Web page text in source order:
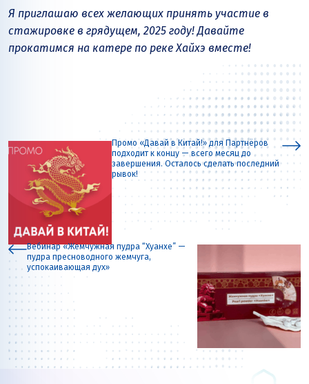
Я приглашаю всех желающих принять участие в
стажировке в грядущем, 2025 году! Давайте
прокатимся на катере по реке Хайхэ вместе!
Вебинар «Жемчужная пудра “Хуанхе” —
пудра пресноводного жемчуга,
успокаивающая дух»
Промо «Давай в Китай!» для Партнёров
подходит к концу — всего месяц до
завершения. Осталось сделать последний
рывок!